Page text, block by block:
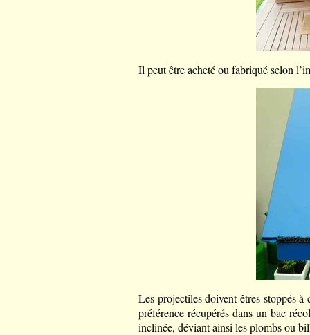
Il peut être acheté ou fabriqué selon
Les projectiles doivent êtres stoppés
préférence récupérés dans un bac
inclinée, déviant ainsi les plombs ou